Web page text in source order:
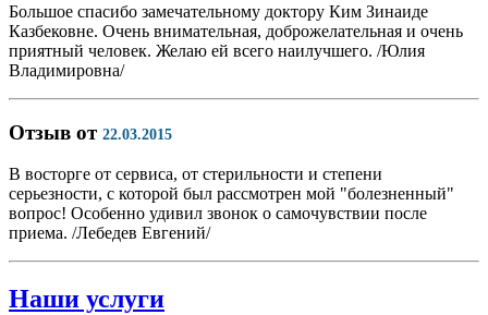
Большое спасибо замечательному доктору Ким Зинаиде
Казбековне. Очень внимательная, доброжелательная и очень
приятный человек. Желаю ей всего наилучшего. /Юлия
Владимировна/
Отзыв от 22.03.2015
В восторге от сервиса, от стерильности и степени
серьезности, с которой был рассмотрен мой "болезненный"
вопрос! Особенно удивил звонок о самочувствии после
приема. /Лебедев Евгений/
Наши услуги